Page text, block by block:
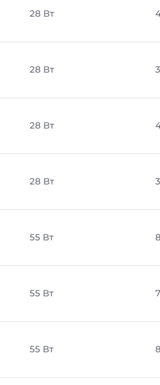
28 Вт
28 Вт
28 Вт
28 Вт
55 Вт
55 Вт
55 Вт